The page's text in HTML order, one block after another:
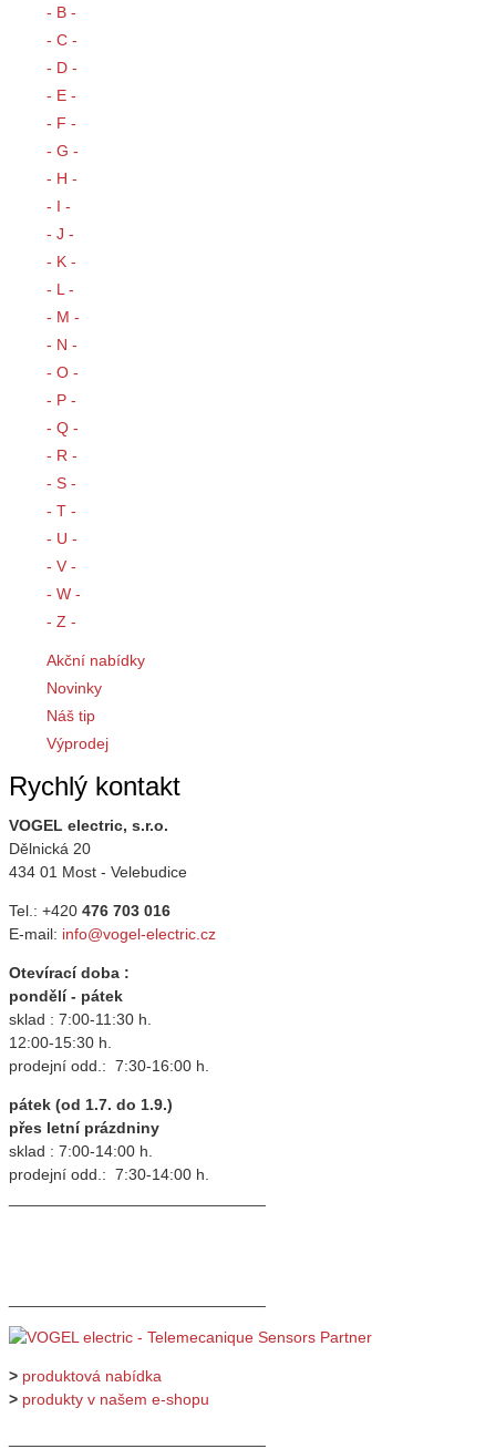
- B -
- C -
- D -
- E -
- F -
- G -
- H -
- I -
- J -
- K -
- L -
- M -
- N -
- O -
- P -
- Q -
- R -
- S -
- T -
- U -
- V -
- W -
- Z -
Akční nabídky
Novinky
Náš tip
Výprodej
Rychlý kontakt
VOGEL electric, s.r.o.
Dělnická 20
434 01 Most - Velebudice
Tel.: +420 476 703 016
E-mail: info@vogel-electric.cz
Otevírací doba :
pondělí - pátek
sklad : 7:00-11:30 h.
12:00-15:30 h.
prodejní odd.: 7:30-16:00 h.
pátek (od 1.7. do 1.9.)
přes letní prázdniny
sklad : 7:00-14:00 h.
prodejní odd.: 7:30-14:00 h.
> produktová nabídka
> produkty v našem e-shopu